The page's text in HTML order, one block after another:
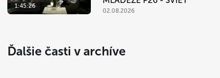
1:45:26
02.08.2026
Ďalšie časti v archíve